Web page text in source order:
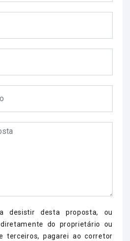
desistir desta proposta, ou
do proprietário ou
terceiros, pagarei ao corretor